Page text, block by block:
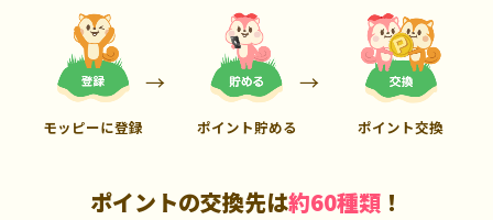
モッピーに登録 ポイント貯める ポイント交換
ポイントの交換先は約60種類 ！